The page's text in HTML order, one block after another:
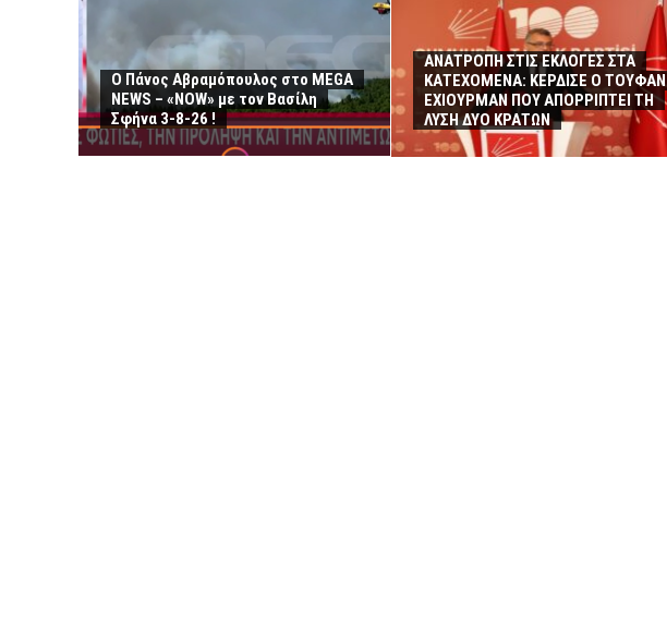
Ο Πάνος Αβραμόπουλος στο MEGA
NEWS – «NOW» με τον Βασίλη
Σφήνα 3-8-26 !
ΑΝΑΤΡΟΠΗ ΣΤΙΣ ΕΚΛΟΓΕΣ ΣΤΑ
ΚΑΤΕΧΟΜΕΝΑ: ΚΕΡΔΙΣΕ Ο ΤΟΥΦΑΝ
ΕΧΙΟΥΡΜΑΝ ΠΟΥ ΑΠΟΡΡΙΠΤΕΙ ΤΗ
ΛΥΣΗ ΔΥΟ ΚΡΑΤΩΝ